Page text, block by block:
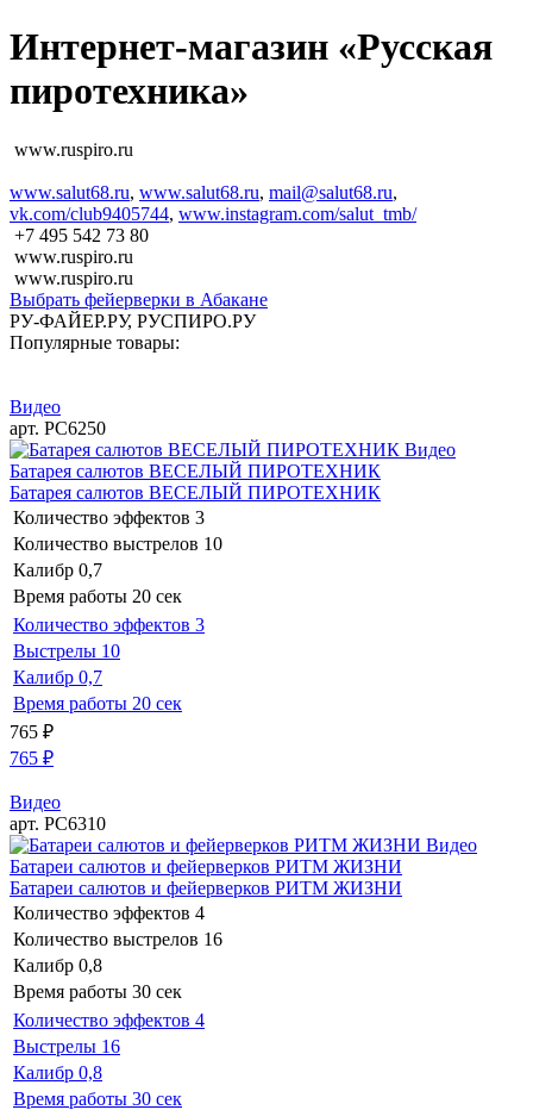
Интернет-магазин «Русская
пиротехника»
www.ruspiro.ru
www.salut68.ru, www.salut68.ru, mail@salut68.ru,
vk.com/club9405744, www.instagram.com/salut_tmb/
+7 495 542 73 80
www.ruspiro.ru
www.ruspiro.ru
Выбрать фейерверки в Абакане
РУ-ФАЙЕР.РУ, РУСПИРО.РУ
Популярные товары:
Видео
арт. РС6250
Видео
Батарея салютов ВЕСЕЛЫЙ ПИРОТЕХНИК
Батарея салютов ВЕСЕЛЫЙ ПИРОТЕХНИК
Количество эффектов 3
Количество выстрелов 10
Калибр 0,7
Время работы 20 сек
Количество эффектов 3
Выстрелы 10
Калибр 0,7
Время работы 20 сек
765 ₽
765 ₽
Видео
арт. РС6310
Видео
Батареи салютов и фейерверков РИТМ ЖИЗНИ
Батареи салютов и фейерверков РИТМ ЖИЗНИ
Количество эффектов 4
Количество выстрелов 16
Калибр 0,8
Время работы 30 сек
Количество эффектов 4
Выстрелы 16
Калибр 0,8
Время работы 30 сек